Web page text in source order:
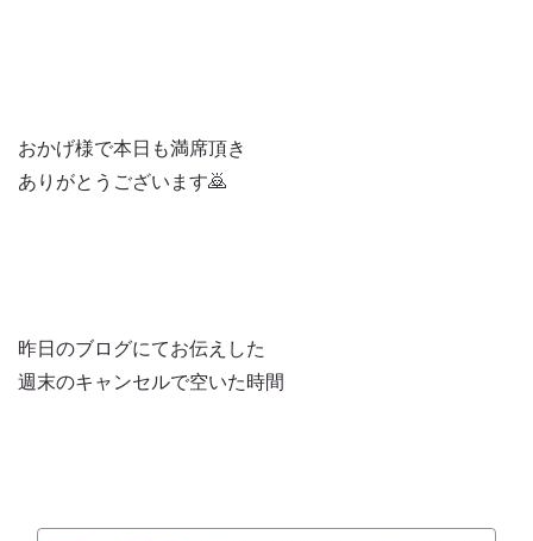
おかげ様で本日も満席頂き
ありがとうございます🙇
昨日のブログにてお伝えした
週末のキャンセルで空いた時間